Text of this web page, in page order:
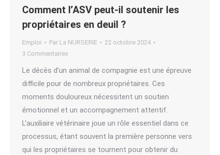
Comment l’ASV peut-il soutenir les
propriétaires en deuil ?
Emploi Par La NURSERIE
22 octobre 2024
3 Commentaires
Le décès d’un animal de compagnie est une épreuve
difficile pour de nombreux propriétaires. Ces
moments douloureux nécessitent un soutien
émotionnel et un accompagnement attentif.
L’auxiliaire vétérinaire joue un rôle essentiel dans ce
processus, étant souvent la première personne vers
qui les propriétaires se tournent pour obtenir du